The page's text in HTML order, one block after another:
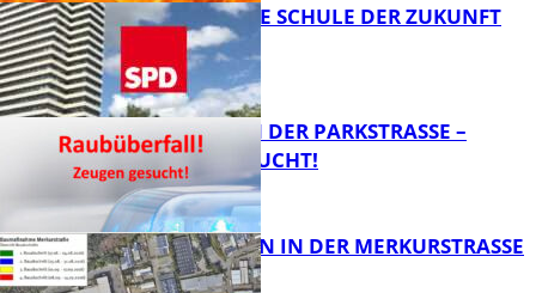
FB News
WIE SIEHT DIE SCHULE DER ZUKUNFT
AUS?
ÜBERFALL IN DER PARKSTRASSE – Z
EUGEN GESUCHT!
BAUARBEITEN IN DER MERKURSTRASSE